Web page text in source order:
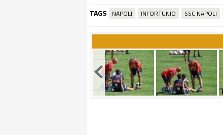
TAGS NAPOLI INFORTUNIO SSC NAPOLI